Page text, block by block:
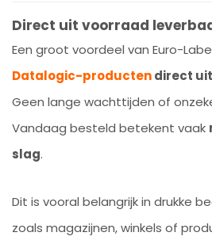
Direct uit voorraad
Een groot voordeel van Euro-
Datalogic-productendirect
Geen lange wachttijden of
Vandaag besteld betekent vaak
slag.
Dit is vooral belangrijk in drukke
zoals magazijnen, winkels of